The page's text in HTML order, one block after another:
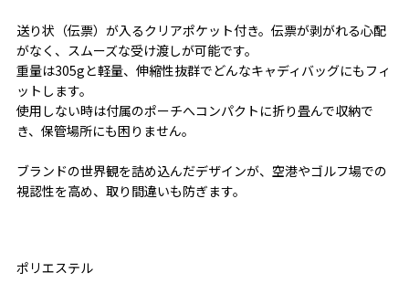
送り状（伝票）が入るクリアポケット付き。伝票が剥がれる心配
がなく、スムーズな受け渡しが可能です。
重量は305gと軽量、伸縮性抜群でどんなキャディバッグにもフィ
ットします。
使用しない時は付属のポーチへコンパクトに折り畳んで収納で
き、保管場所にも困りません。
ブランドの世界観を詰め込んだデザインが、空港やゴルフ場での
視認性を高め、取り間違いも防ぎます。
ポリエステル